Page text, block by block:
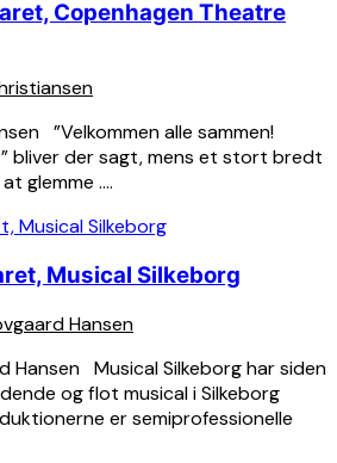
Copenhagen Theatre
”Velkommen alle sammen!
bliver der sagt, mens et stort bredt
glemme ….
Musical Silkeborg
Hansen
Hansen Musical Silkeborg har siden
og flot musical i Silkeborg
er semiprofessionelle